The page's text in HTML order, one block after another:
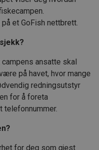
et GoFish nettbrett.
ansatte skal
på havet, hvor mange
redningsutstyr
for å foreta
telefonnummer.
for deg som gjest